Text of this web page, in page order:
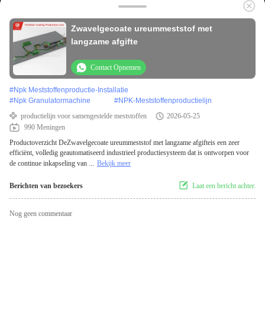
Zwavelgecoate ureummeststof met
langzame afgifte
Contact Opnemen
#Npk Meststoffenproductie-Installatie
#Npk Granulatormachine #NPK-Meststoffenproductielijn
productielijn voor samengestelde meststoffen
2026-05-25
990 Meningen
Productoverzicht DeZwavelgecoate ureummeststof met langzame afgifteis een zeer
efficiënt, volledig geautomatiseerd industrieel productiesysteem dat is ontworpen voor
de continue inkapseling van ... Bekijk meer
Berichten van bezoekers Laat een bericht achter.
Nog geen commentaar